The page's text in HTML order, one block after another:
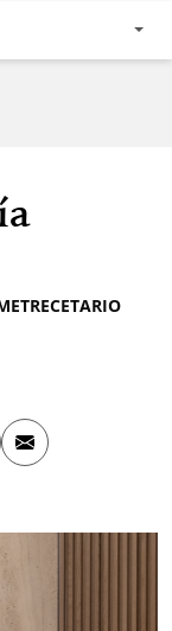
RECETARIO